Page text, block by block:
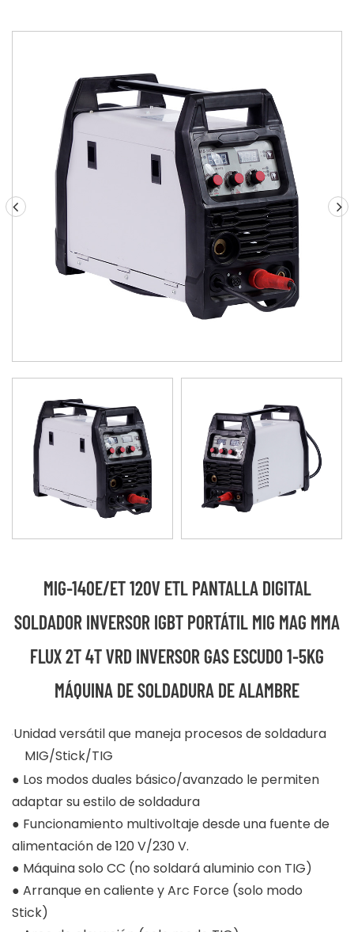
MIG-140E/ET 120V ETL PANTALLA DIGITAL
SOLDADOR INVERSOR IGBT PORTÁTIL MIG MAG MMA
FLUX 2T 4T VRD INVERSOR GAS ESCUDO 1-5KG
MÁQUINA DE SOLDADURA DE ALAMBRE
●Unidad versátil que maneja procesos de soldadura
MIG/Stick/TIG
● Los modos duales básico/avanzado le permiten
adaptar su estilo de soldadura
● Funcionamiento multivoltaje desde una fuente de
alimentación de 120 V/230 V.
● Máquina solo CC (no soldará aluminio con TIG)
● Arranque en caliente y Arc Force (solo modo
Stick)